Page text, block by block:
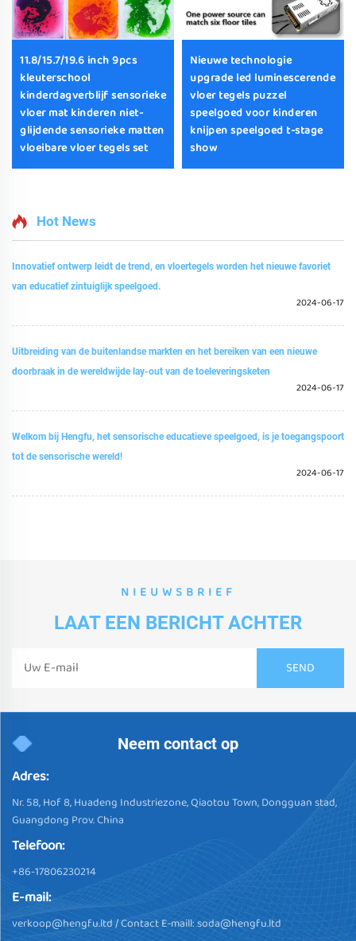
11.8/15.7/19.6 inch 9pcs
kleuterschool
kinderdagverblijf sensorieke
vloer mat kinderen niet-
glijdende sensorieke matten
vloeibare vloer tegels set
Nieuwe technologie
upgrade led luminescerende
vloer tegels puzzel
speelgoed voor kinderen
knijpen speelgoed t-stage
show
Hot News
Innovatief ontwerp leidt de trend, en vloertegels worden het nieuwe favoriet
van educatief zintuiglijk speelgoed.
2024-06-17
Uitbreiding van de buitenlandse markten en het bereiken van een nieuwe
doorbraak in de wereldwijde lay-out van de toeleveringsketen
2024-06-17
Welkom bij Hengfu, het sensorische educatieve speelgoed, is je toegangspoort
tot de sensorische wereld!
2024-06-17
NIEUWSBRIEF
LAAT EEN BERICHT ACHTER
Neem contact op
Adres:
Nr. 58, Hof 8, Huadeng Industriezone, Qiaotou Town, Dongguan stad,
Guangdong Prov. China
Telefoon:
+86-17806230214
E-mail:
verkoop@hengfu.ltd/ Contact E-maill:soda@hengfu.ltd